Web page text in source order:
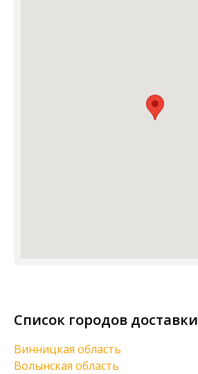
Список городов доставки
Винницкая область
Волынская область